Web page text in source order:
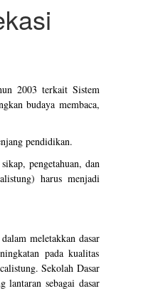
2003 terkait Sistem
budaya membaca,
pendidikan.
pengetahuan, dan
harus menjadi
meletakkan dasar
pada kualitas
Sekolah Dasar
lantaran sebagai dasar